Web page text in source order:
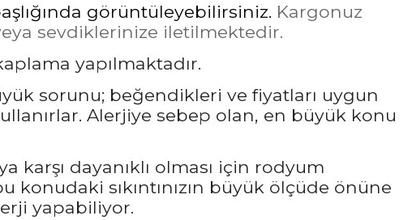
görüntüleyebilirsiniz. Kargonuz
sevdiklerinize iletilmektedir.
yapılmaktadır.
sorunu; beğendikleri ve fiyatları uygun
Alerjiye sebep olan, en büyük konu
karşı dayanıklı olması için rodyum
sıkıntınızın büyük ölçüde önüne
yapabiliyor.